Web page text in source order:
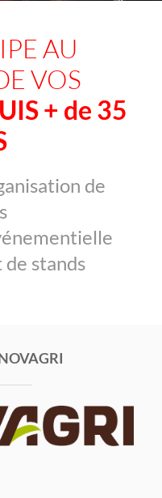
AU
VOS
+ de 35
de
stands